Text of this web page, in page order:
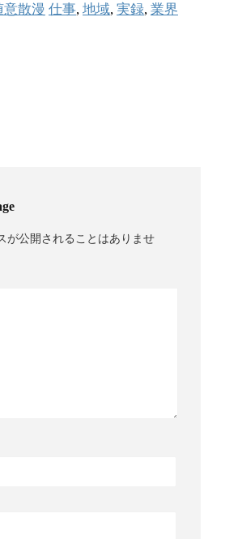
意散漫 仕事, 地域, 実録, 業界
が公開されることはありませ